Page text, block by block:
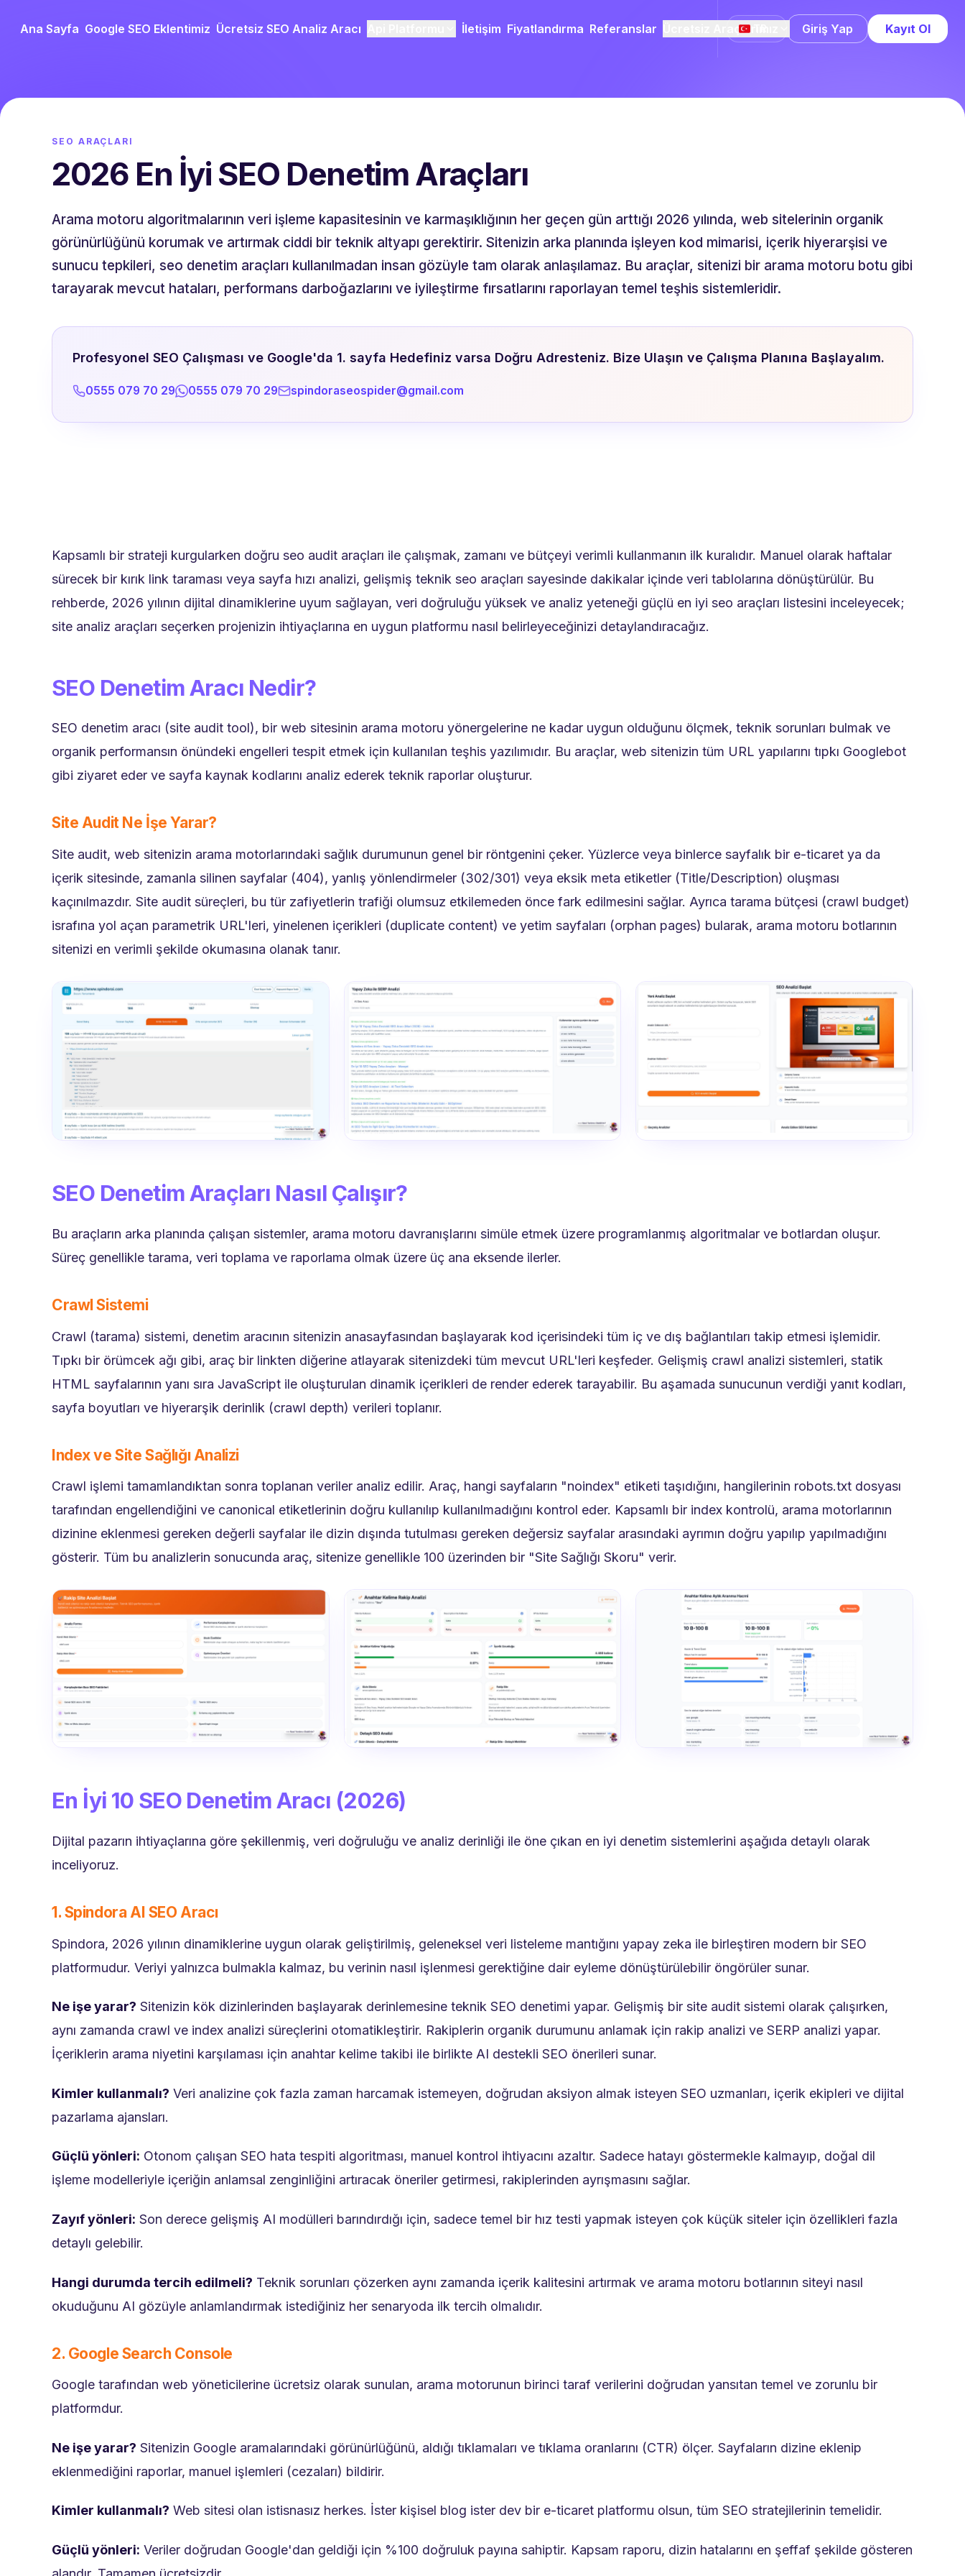
Ana Sayfa Google SEO Eklentimiz Ücretsiz SEO Analiz Aracı İletişim Fiyatlandırma Referanslar Ücretsiz Araçlarımız Giriş Yap Kayıt Ol
SEO ARAÇLARI
2026 En İyi SEO Denetim Araçları
Arama motoru algoritmalarının veri işleme kapasitesinin ve karmaşıklığının her geçen gün arttığı 2026 yılında, web sitelerinin organik
görünürlüğünü korumak ve artırmak ciddi bir teknik altyapı gerektirir. Sitenizin arka planında işleyen kod mimarisi, içerik hiyerarşisi ve
sunucu tepkileri, seo denetim araçları kullanılmadan insan gözüyle tam olarak anlaşılamaz. Bu araçlar, sitenizi bir arama motoru botu gibi
tarayarak mevcut hataları, performans darboğazlarını ve iyileştirme fırsatlarını raporlayan temel teşhis sistemleridir.
Profesyonel SEO Çalışması ve Google'da 1. sayfa Hedefiniz varsa Doğru Adresteniz. Bize Ulaşın ve Çalışma Planına Başlayalım.
0555 079 70 29 0555 079 70 29 spindoraseospider@gmail.com
Kapsamlı bir strateji kurgularken doğru seo audit araçları ile çalışmak, zamanı ve bütçeyi verimli kullanmanın ilk kuralıdır. Manuel olarak haftalar
sürecek bir kırık link taraması veya sayfa hızı analizi, gelişmiş teknik seo araçları sayesinde dakikalar içinde veri tablolarına dönüştürülür. Bu
rehberde, 2026 yılının dijital dinamiklerine uyum sağlayan, veri doğruluğu yüksek ve analiz yeteneği güçlü en iyi seo araçları listesini inceleyecek;
site analiz araçları seçerken projenizin ihtiyaçlarına en uygun platformu nasıl belirleyeceğinizi detaylandıracağız.
SEO Denetim Aracı Nedir?
SEO denetim aracı (site audit tool), bir web sitesinin arama motoru yönergelerine ne kadar uygun olduğunu ölçmek, teknik sorunları bulmak ve
organik performansın önündeki engelleri tespit etmek için kullanılan teşhis yazılımıdır. Bu araçlar, web sitenizin tüm URL yapılarını tıpkı Googlebot
gibi ziyaret eder ve sayfa kaynak kodlarını analiz ederek teknik raporlar oluşturur.
Site Audit Ne İşe Yarar?
Site audit, web sitenizin arama motorlarındaki sağlık durumunun genel bir röntgenini çeker. Yüzlerce veya binlerce sayfalık bir e-ticaret ya da
içerik sitesinde, zamanla silinen sayfalar (404), yanlış yönlendirmeler (302/301) veya eksik meta etiketler (Title/Description) oluşması
kaçınılmazdır. Site audit süreçleri, bu tür zafiyetlerin trafiği olumsuz etkilemeden önce fark edilmesini sağlar. Ayrıca tarama bütçesi (crawl budget)
israfına yol açan parametrik URL'leri, yinelenen içerikleri (duplicate content) ve yetim sayfaları (orphan pages) bularak, arama motoru botlarının
sitenizi en verimli şekilde okumasına olanak tanır.
SEO Denetim Araçları Nasıl Çalışır?
Bu araçların arka planında çalışan sistemler, arama motoru davranışlarını simüle etmek üzere programlanmış algoritmalar ve botlardan oluşur.
Süreç genellikle tarama, veri toplama ve raporlama olmak üzere üç ana eksende ilerler.
Crawl Sistemi
Crawl (tarama) sistemi, denetim aracının sitenizin anasayfasından başlayarak kod içerisindeki tüm iç ve dış bağlantıları takip etmesi işlemidir.
Tıpkı bir örümcek ağı gibi, araç bir linkten diğerine atlayarak sitenizdeki tüm mevcut URL'leri keşfeder. Gelişmiş crawl analizi sistemleri, statik
HTML sayfalarının yanı sıra JavaScript ile oluşturulan dinamik içerikleri de render ederek tarayabilir. Bu aşamada sunucunun verdiği yanıt kodları,
sayfa boyutları ve hiyerarşik derinlik (crawl depth) verileri toplanır.
Index ve Site Sağlığı Analizi
Crawl işlemi tamamlandıktan sonra toplanan veriler analiz edilir. Araç, hangi sayfaların "noindex" etiketi taşıdığını, hangilerinin robots.txt dosyası
tarafından engellendiğini ve canonical etiketlerinin doğru kullanılıp kullanılmadığını kontrol eder. Kapsamlı bir index kontrolü, arama motorlarının
dizinine eklenmesi gereken değerli sayfalar ile dizin dışında tutulması gereken değersiz sayfalar arasındaki ayrımın doğru yapılıp yapılmadığını
gösterir. Tüm bu analizlerin sonucunda araç, sitenize genellikle 100 üzerinden bir "Site Sağlığı Skoru" verir.
En İyi 10 SEO Denetim Aracı (2026)
Dijital pazarın ihtiyaçlarına göre şekillenmiş, veri doğruluğu ve analiz derinliği ile öne çıkan en iyi denetim sistemlerini aşağıda detaylı olarak
inceliyoruz.
1. Spindora AI SEO Aracı
Spindora, 2026 yılının dinamiklerine uygun olarak geliştirilmiş, geleneksel veri listeleme mantığını yapay zeka ile birleştiren modern bir SEO
platformudur. Veriyi yalnızca bulmakla kalmaz, bu verinin nasıl işlenmesi gerektiğine dair eyleme dönüştürülebilir öngörüler sunar.
Ne işe yarar? Sitenizin kök dizinlerinden başlayarak derinlemesine teknik SEO denetimi yapar. Gelişmiş bir site audit sistemi olarak çalışırken,
aynı zamanda crawl ve index analizi süreçlerini otomatikleştirir. Rakiplerin organik durumunu anlamak için rakip analizi ve SERP analizi yapar.
İçeriklerin arama niyetini karşılaması için anahtar kelime takibi ile birlikte AI destekli SEO önerileri sunar.
Kimler kullanmalı? Veri analizine çok fazla zaman harcamak istemeyen, doğrudan aksiyon almak isteyen SEO uzmanları, içerik ekipleri ve dijital
pazarlama ajansları.
Güçlü yönleri: Otonom çalışan SEO hata tespiti algoritması, manuel kontrol ihtiyacını azaltır. Sadece hatayı göstermekle kalmayıp, doğal dil
işleme modelleriyle içeriğin anlamsal zenginliğini artıracak öneriler getirmesi, rakiplerinden ayrışmasını sağlar.
Zayıf yönleri: Son derece gelişmiş AI modülleri barındırdığı için, sadece temel bir hız testi yapmak isteyen çok küçük siteler için özellikleri fazla
detaylı gelebilir.
Hangi durumda tercih edilmeli? Teknik sorunları çözerken aynı zamanda içerik kalitesini artırmak ve arama motoru botlarının siteyi nasıl
okuduğunu AI gözüyle anlamlandırmak istediğiniz her senaryoda ilk tercih olmalıdır.
2. Google Search Console
Google tarafından web yöneticilerine ücretsiz olarak sunulan, arama motorunun birinci taraf verilerini doğrudan yansıtan temel ve zorunlu bir
platformdur.
Ne işe yarar? Sitenizin Google aramalarındaki görünürlüğünü, aldığı tıklamaları ve tıklama oranlarını (CTR) ölçer. Sayfaların dizine eklenip
eklenmediğini raporlar, manuel işlemleri (cezaları) bildirir.
Kimler kullanmalı? Web sitesi olan istisnasız herkes. İster kişisel blog ister dev bir e-ticaret platformu olsun, tüm SEO stratejilerinin temelidir.
Güçlü yönleri: Veriler doğrudan Google'dan geldiği için %100 doğruluk payına sahiptir. Kapsam raporu, dizin hatalarını en şeffaf şekilde gösteren